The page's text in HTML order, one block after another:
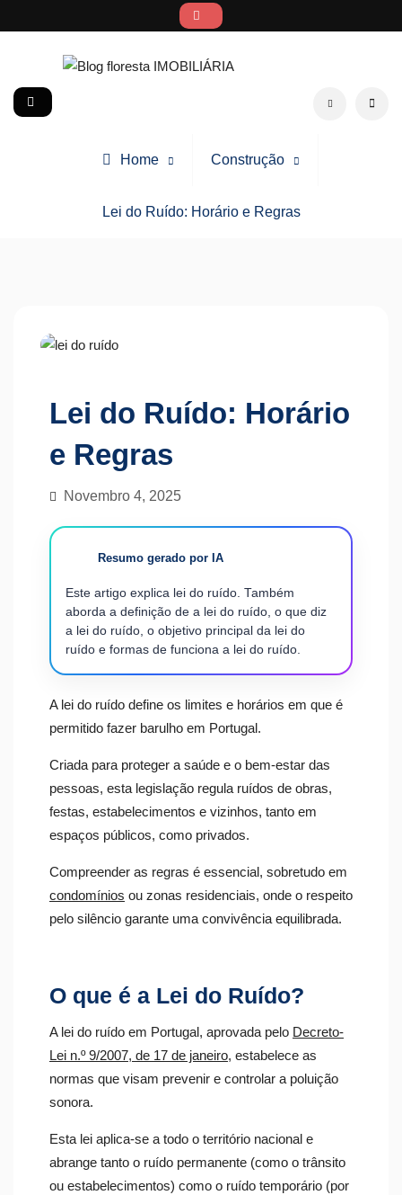
to
Blog floresta IMOBILIÁRIA Search social
Home Construção
Lei do Ruído: Horário e Regras
Lei do Ruído: Horário
e Regras
Novembro 4, 2025
Resumo gerado por IA
Este artigo explica lei do ruído. Também
aborda a definição de a lei do ruído, o que diz
a lei do ruído, o objetivo principal da lei do
ruído e formas de funciona a lei do ruído.
A lei do ruído define os limites e horários em que é
permitido fazer barulho em Portugal.
Criada para proteger a saúde e o bem-estar das
pessoas, esta legislação regula ruídos de obras,
festas, estabelecimentos e vizinhos, tanto em
espaços públicos, como privados.
Compreender as regras é essencial, sobretudo em
condomínios ou zonas residenciais, onde o respeito
pelo silêncio garante uma convivência equilibrada.
O que é a Lei do Ruído?
A lei do ruído em Portugal, aprovada pelo Decreto-
Lei n.º 9/2007, de 17 de janeiro, estabelece as
normas que visam prevenir e controlar a poluição
sonora.
Esta lei aplica-se a todo o território nacional e
abrange tanto o ruído permanente (como o trânsito
ou estabelecimentos) como o ruído temporário (por